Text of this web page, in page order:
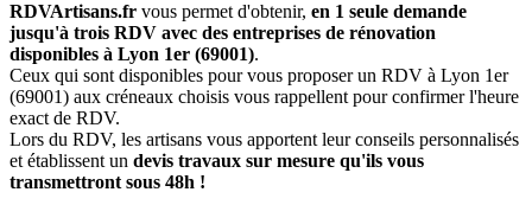
RDVArtisans.fr vous permet d'obtenir, en 1 seule demande
jusqu'à trois RDV avec des entreprises de rénovation
disponibles à Lyon 1er (69001).
Ceux qui sont disponibles pour vous proposer un RDV à Lyon 1er
(69001) aux créneaux choisis vous rappellent pour confirmer l'heure
exact de RDV.
Lors du RDV, les artisans vous apportent leur conseils personnalisés
et établissent un devis travaux sur mesure qu'ils vous
transmettront sous 48h !